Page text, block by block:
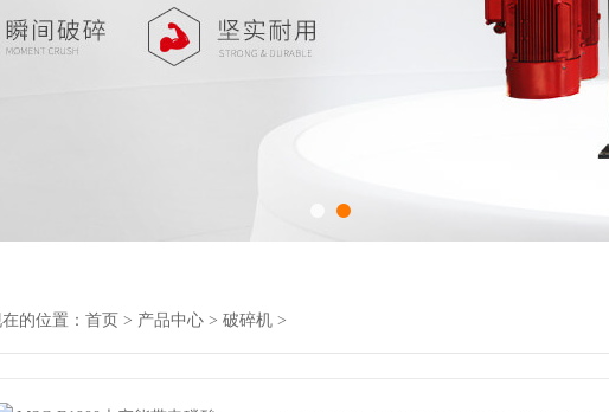
的位置： 首页 > 产品中心 > 破碎机 >